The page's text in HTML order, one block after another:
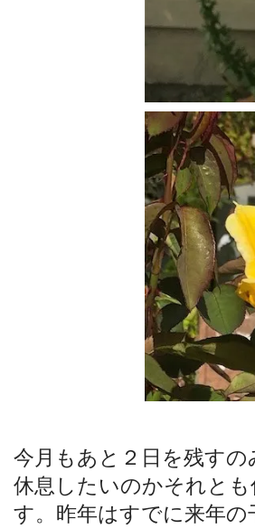
今月もあと２日を残す
休息したいのかそれと
す。昨年はすでに来年